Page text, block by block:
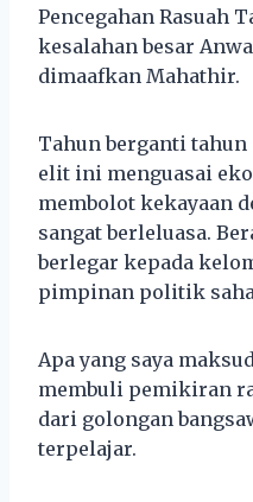
Pencegahan Rasuah
kesalahan besar
dimaafkan Mahathir.
Tahun berganti
elit ini menguasai
membolot kekayaan
sangat berleluasa.
berlegar kepada
pimpinan politik
Apa yang saya
membuli pemikiran
dari golongan
terpelajar.